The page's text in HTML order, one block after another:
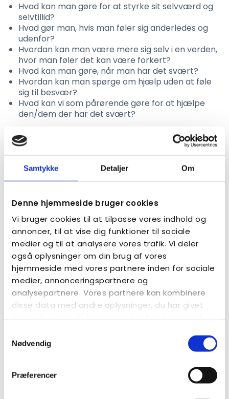
Samtykke Detaljer Om
Denne hjemmeside bruger cookies
Vi bruger cookies til at tilpasse vores indhold og
annoncer, til at vise dig funktioner til sociale
medier og til at analysere vores trafik. Vi deler
også oplysninger om din brug af vores
hjemmeside med vores partnere inden for sociale
medier, annonceringspartnere og
analysepartnere. Vores partnere kan kombinere
disse data med andre oplysninger, du har givet
dem, eller som de har indsamlet fra din brug af
Nødvendig
Præferencer
Hvad kan man gøre for at styrke sit selvværd og
selvtillid?
Hvad gør man, hvis man føler sig anderledes og
udenfor?
Hvordan kan man være mere sig selv i en verden,
hvor man føler det kan være forkert?
Hvad kan man gøre, når man har det svært?
Hvordan kan man spørge om hjælp uden at føle
sig til besvær?
Hvad kan vi som pårørende gøre for at hjælpe
den/dem der har det svært?
Denne aften er med familierne i fokus.
Autistiske voksne og sendiagnosticerede er
naturligvis også velkommen – sørg blot for at give
plads til børn, unge samt familierne.
Med +500 foredrag i bagagen, så er i garanteret et
foredrag, hvor der er plads til masser af grin, og hvor
I ligeså får viden, inspiration og værktøjer med jer
hjem, som I kan bruge med det samme.
Mads Marius har specialiseret sig i at tale om de
svære følelser gennem de sidste 12 år, og ligeså lavet
videoer omkring det i lang tid, som i dag har samlet
over 30 millioner afspilninger.
Denne aften er økonomisk støttet af Vordingborg
Kommune.
Venlig hilsen
Bestyrelsen - Autismeforeningen Kreds Storstrøm